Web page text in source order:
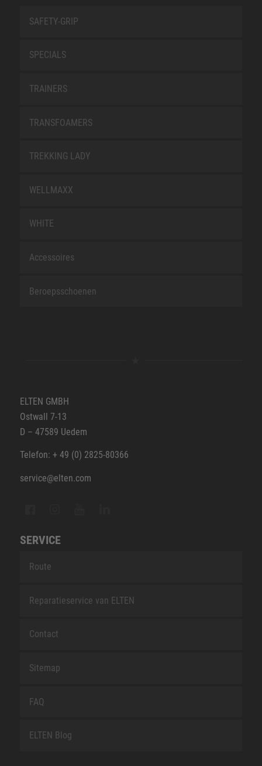
SAFETY-GRIP
SPECIALS
TRAINERS
TRANSFOAMERS
TREKKING LADY
WELLMAXX
WHITE
Accessoires
Beroepsschoenen
ELTEN GMBH
Ostwall 7-13
D – 47589 Uedem
Telefon: + 49 (0) 2825-80366
service@elten.com
SERVICE
Route
Reparatieservice van ELTEN
Contact
Sitemap
FAQ
ELTEN Blog